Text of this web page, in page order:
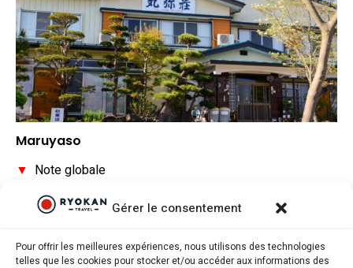
Gérer le consentement
Pour offrir les meilleures expériences, nous utilisons des technologies
telles que les cookies pour stocker et/ou accéder aux informations des
Maruyaso
▼ Note globale
Rapport qualité/prix